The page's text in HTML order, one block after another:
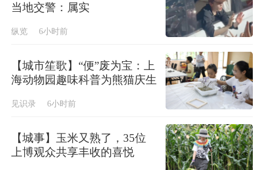
当地交警：属实
纵览 6小时前
【城市笙歌】“便”废为宝：上
海动物园趣味科普为熊猫庆生
见识录 6小时前
【城事】玉米又熟了，35位
上博观众共享丰收的喜悦